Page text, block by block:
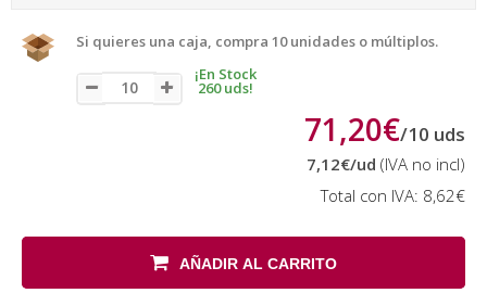
Si quieres una caja, compra 10 unidades o múltiplos.
¡En Stock
260 uds!
71,20€/10 uds
7,12€/ud (IVA no incl)
Total con IVA: 8,62€
AÑADIR AL CARRITO